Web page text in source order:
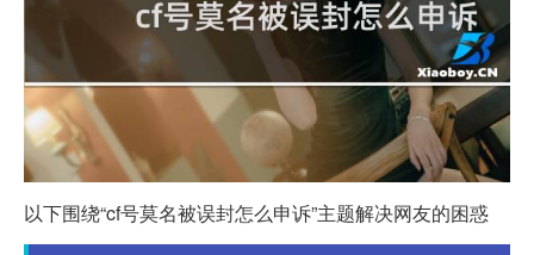
以下围绕“cf号莫名被误封怎么申诉”主题解决网友的困惑